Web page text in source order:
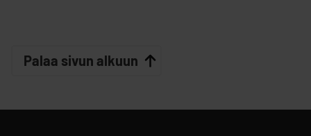
Palaa sivun alkuun